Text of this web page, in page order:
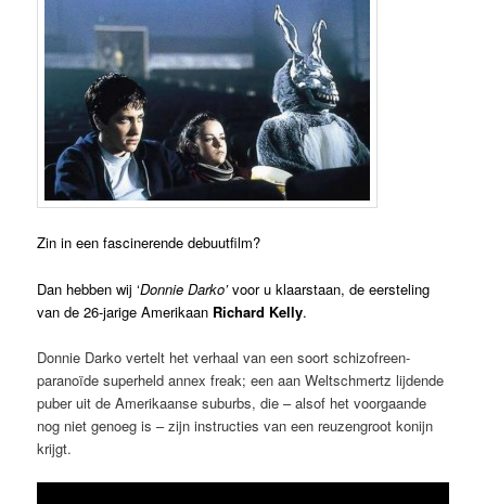
Zin in een fascinerende debuutfilm?
Dan hebben wij ‘Donnie Darko’voor u klaarstaan, de eersteling
van de 26-jarige Amerikaan Richard Kelly.
Donnie Darko vertelt het verhaal van een soort schizofreen-
paranoïde superheld annex freak; een aan Weltschmertz lijdende
puber uit de Amerikaanse suburbs, die – alsof het voorgaande
nog niet genoeg is – zijn instructies van een reuzengroot konijn
krijgt.